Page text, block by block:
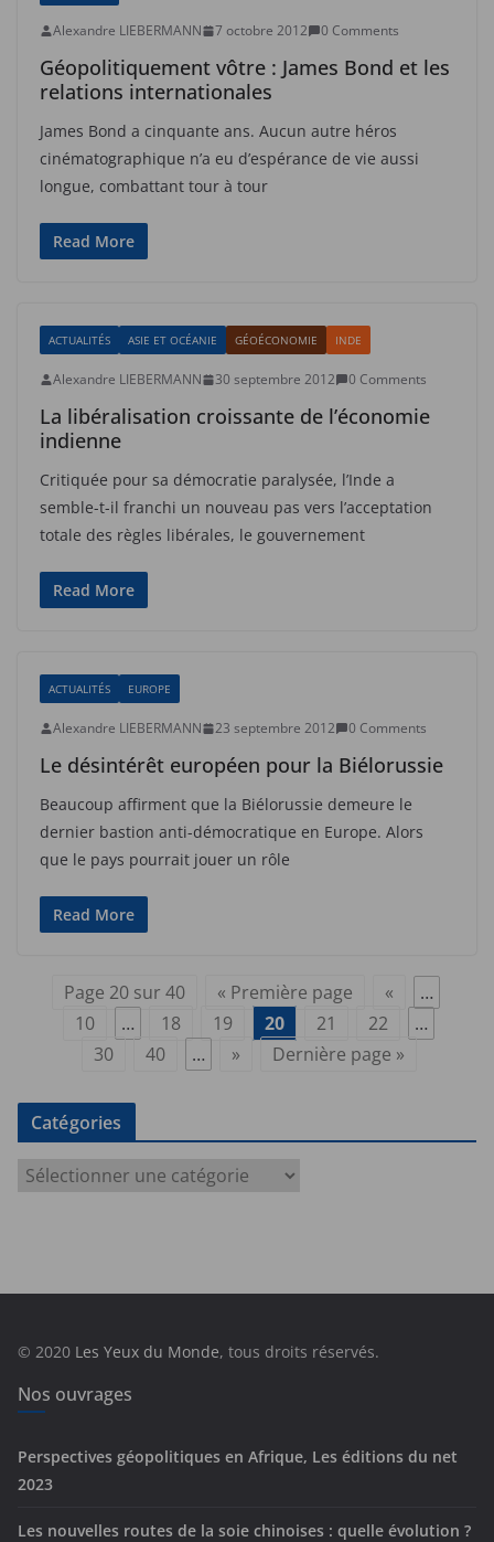
Alexandre LIEBERMANN 7 octobre 2012 0 Comments
Géopolitiquement vôtre : James Bond et les
relations internationales
James Bond a cinquante ans. Aucun autre héros
cinématographique n’a eu d’espérance de vie aussi
longue, combattant tour à tour
Read More
ACTUALITÉS ASIE ET OCÉANIE GÉOÉCONOMIE INDE
Alexandre LIEBERMANN 30 septembre 2012 0 Comments
La libéralisation croissante de l’économie
indienne
Critiquée pour sa démocratie paralysée, l’Inde a
semble-t-il franchi un nouveau pas vers l’acceptation
totale des règles libérales, le gouvernement
Read More
ACTUALITÉS EUROPE
Alexandre LIEBERMANN 23 septembre 2012 0 Comments
Le désintérêt européen pour la Biélorussie
Beaucoup affirment que la Biélorussie demeure le
dernier bastion anti-démocratique en Europe. Alors
que le pays pourrait jouer un rôle
Read More
Page 20 sur 40 « Première page «
…
10
… 18 19 20 21 22
…
30
40 … » Dernière page »
Catégories
e
s
© 2020 Les Yeux du Monde, tous droits réservés.
Nos ouvrages
Perspectives géopolitiques en Afrique, Les éditions du net
2023
Les nouvelles routes de la soie chinoises : quelle évolution ?